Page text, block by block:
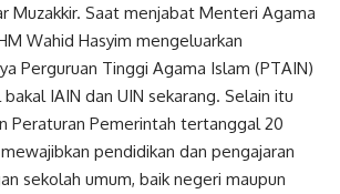
Muzakkir. Saat menjabat Menteri Agama
Wahid Hasyim mengeluarkan
Perguruan Tinggi Agama Islam (PTAIN)
IAIN dan UIN sekarang. Selain itu
Peraturan Pemerintah tertanggal 20
mewajibkan pendidikan dan pengajaran
sekolah umum, baik negeri maupun